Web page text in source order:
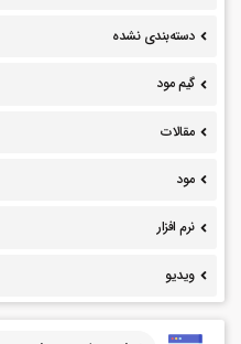
دسته‌بندی نشده
گیم مود
مقالات
مود
نرم افزار
ویدیو